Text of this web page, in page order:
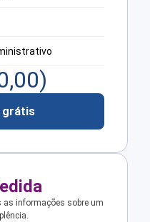
)
grátis
as informações sobre um